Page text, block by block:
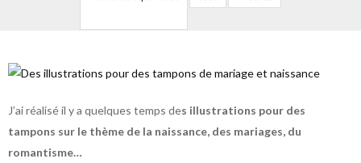
J’ai réalisé il y a quelques temps des illustrations pour des
tampons sur le thème de la naissance, des mariages, du
romantisme…